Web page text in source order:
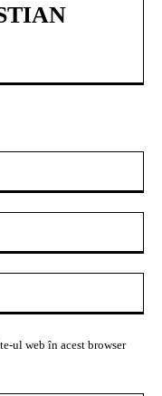
ul web în acest browser